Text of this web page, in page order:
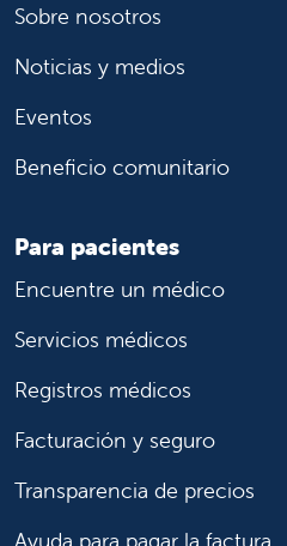
Sobre nosotros
Noticias y medios
Eventos
Beneficio comunitario
Para pacientes
Encuentre un médico
Servicios médicos
Registros médicos
Facturación y seguro
Transparencia de precios
Ayuda para pagar la factura